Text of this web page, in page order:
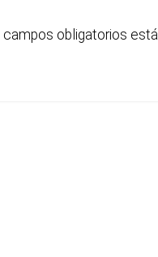
campos obligatorios